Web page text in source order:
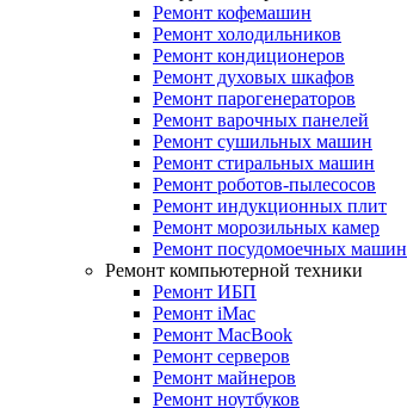
Ремонт кофемашин
Ремонт холодильников
Ремонт кондиционеров
Ремонт духовых шкафов
Ремонт парогенераторов
Ремонт варочных панелей
Ремонт сушильных машин
Ремонт стиральных машин
Ремонт роботов-пылесосов
Ремонт индукционных плит
Ремонт морозильных камер
Ремонт посудомоечных машин
Ремонт компьютерной техники
Ремонт ИБП
Ремонт iMac
Ремонт MacBook
Ремонт серверов
Ремонт майнеров
Ремонт ноутбуков